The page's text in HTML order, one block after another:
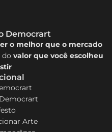
Democrart
o melhor que o mercado
do valor que você escolheu
Arte